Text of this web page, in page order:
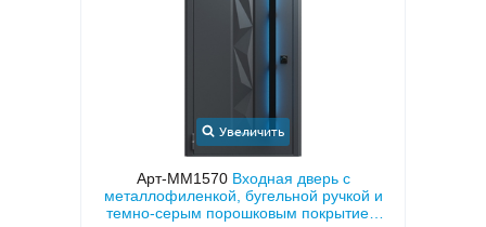
Увеличить
Арт-ММ1570 Входная дверь с
металлофиленкой, бугельной ручкой и
темно-серым порошковым покрытием